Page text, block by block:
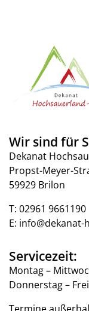
Wir sind für
Dekanat
Propst-Meyer-
59929 Brilon
T: 02961 9661190
E:
Servicezeit:
Montag –
Donnerstag –